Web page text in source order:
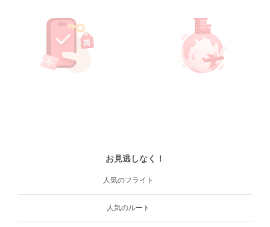
お見逃しなく！
人気のフライト
人気のルート